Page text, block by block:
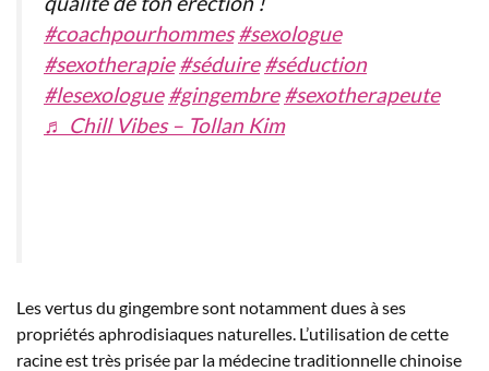
#coachpourhommes #sexologue
#sexotherapie #séduire #séduction
#lesexologue #gingembre #sexotherapeute
♬ Chill Vibes – Tollan Kim
Les vertus du gingembre sont notamment dues à ses
propriétés aphrodisiaques naturelles. L’utilisation de cette
racine est très prisée par la médecine traditionnelle chinoise